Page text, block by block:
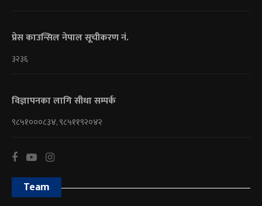
प्रेस काउन्सिल नेपाल सूचीकरण नं.
३२३६
विज्ञापनका लागि सीधा सम्पर्क
९८५१०००८३४, ९८५११९२०४२
Team